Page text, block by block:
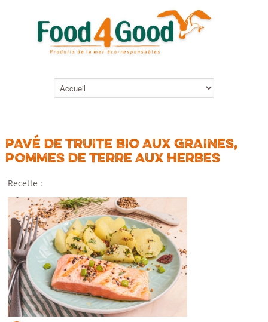
PAVÉ DE TRUITE BIO AUX GRAINES,
POMMES DE TERRE AUX HERBES
Recette :